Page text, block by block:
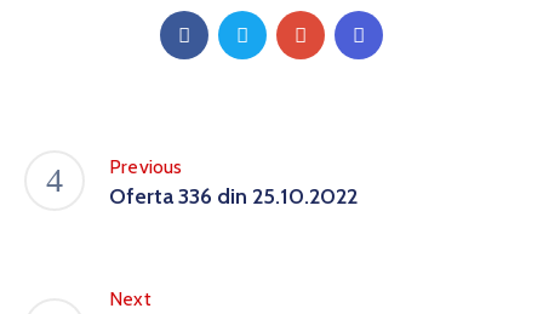
Previous
Oferta 336 din 25.10.2022
Next